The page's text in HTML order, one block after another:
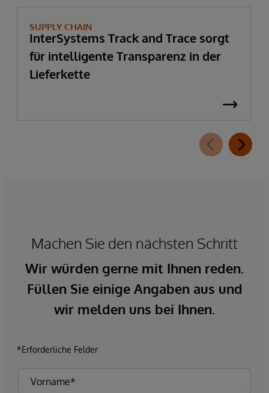
SUPPLY CHAIN
InterSystems Track and Trace sorgt
für intelligente Transparenz in der
Lieferkette
Machen Sie den nächsten Schritt
Wir würden gerne mit Ihnen reden.
Füllen Sie einige Angaben aus und
wir melden uns bei Ihnen.
*Erforderliche Felder